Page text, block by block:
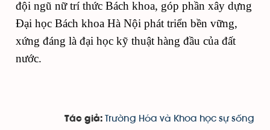
đội ngũ nữ trí thức Bách khoa, góp phần xây dựng
Đại học Bách khoa Hà Nội phát triển bền vững,
xứng đáng là đại học kỹ thuật hàng đầu của đất
nước.
Tác giả: Trường Hóa và Khoa học sự sống